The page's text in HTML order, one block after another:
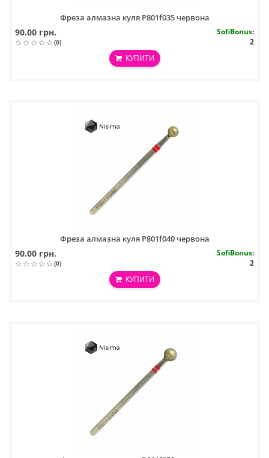
Фреза алмазна куля P801f035 червона
90.00 грн.
(0)
SofiBonus:
2
КУПИТИ
Фреза алмазна куля P801f040 червона
90.00 грн.
(0)
SofiBonus:
2
КУПИТИ